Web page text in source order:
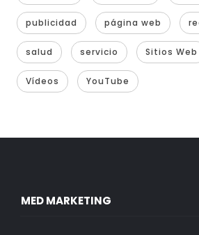
publicidad página web
salud servicio Sitios Web
Vídeos YouTube
MED MARKETING